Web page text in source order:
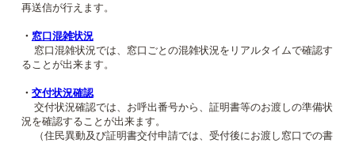
再送信が行えます。
・ 窓口混雑状況
窓口混雑状況では、窓口ごとの混雑状況をリアルタイムで確認す
ることが出来ます。
・ 交付状況確認
交付状況確認では、お呼出番号から、証明書等のお渡しの準備状
況を確認することが出来ます。
（住民異動及び証明書交付申請では、受付後にお渡し窓口での書